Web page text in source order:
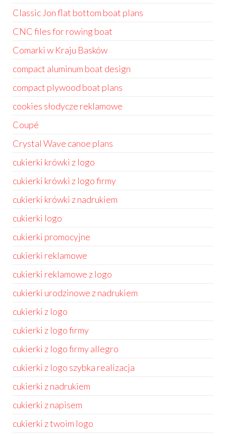
Classic Jon flat bottom boat plans
CNC files for rowing boat
Comarki w Kraju Basków
compact aluminum boat design
compact plywood boat plans
cookies słodycze reklamowe
Coupé
Crystal Wave canoe plans
cukierki krówki z logo
cukierki krówki z logo firmy
cukierki krówki z nadrukiem
cukierki logo
cukierki promocyjne
cukierki reklamowe
cukierki reklamowe z logo
cukierki urodzinowe z nadrukiem
cukierki z logo
cukierki z logo firmy
cukierki z logo firmy allegro
cukierki z logo szybka realizacja
cukierki z nadrukiem
cukierki z napisem
cukierki z twoim logo